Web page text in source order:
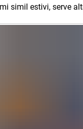
simil estivi, serve